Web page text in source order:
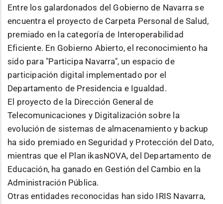
Entre los galardonados del Gobierno de Navarra se
encuentra el proyecto de Carpeta Personal de Salud,
premiado en la categoría de Interoperabilidad
Eficiente. En Gobierno Abierto, el reconocimiento ha
sido para "Participa Navarra", un espacio de
participación digital implementado por el
Departamento de Presidencia e Igualdad.
El proyecto de la Dirección General de
Telecomunicaciones y Digitalización sobre la
evolución de sistemas de almacenamiento y backup
ha sido premiado en Seguridad y Protección del Dato,
mientras que el Plan ikasNOVA, del Departamento de
Educación, ha ganado en Gestión del Cambio en la
Administración Pública.
Otras entidades reconocidas han sido IRIS Navarra,